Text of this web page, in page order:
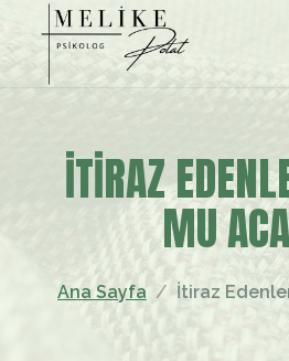
İTIRAZ
MU
Ana Sayfa İtiraz